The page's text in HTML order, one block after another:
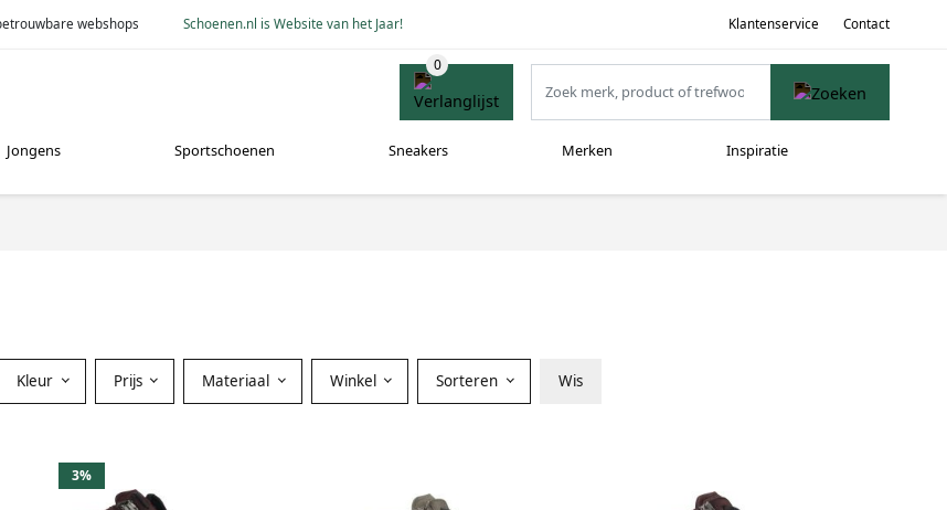
webshops Schoenen.nl is Website van het Jaar! Klantenservice Contact
Jongens Sportschoenen Sneakers Merken Inspiratie
Kleur Prijs Materiaal Winkel Sorteren Wis
3%